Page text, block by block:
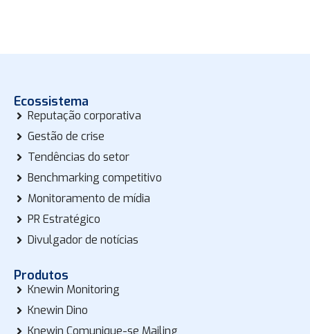
Ecossistema
Reputação corporativa
Gestão de crise
Tendências do setor
Benchmarking competitivo
Monitoramento de mídia
PR Estratégico
Divulgador de notícias
Produtos
Knewin Monitoring
Knewin Dino